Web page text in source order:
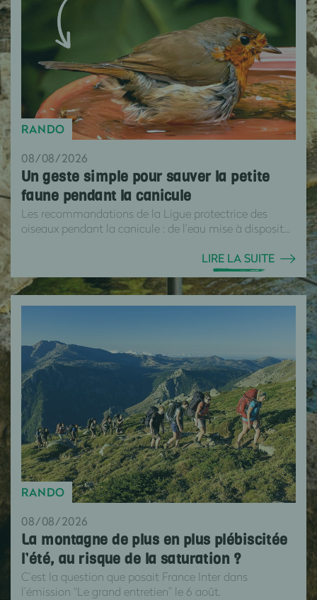
RANDO
08/08/2026
Un geste simple pour sauver la petite
faune pendant la canicule
Les recommandations de la Ligue protectrice des
oiseaux pendant la canicule : de l’eau mise à disposit...
LIRE LA SUITE
RANDO
08/08/2026
La montagne de plus en plus plébiscitée
l’été, au risque de la saturation ?
C’est la question que posait France Inter dans
l’émission “Le grand entretien” le 6 août.